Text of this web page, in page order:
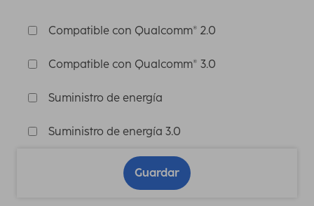
Compatible con Qualcomm® 2.0
Compatible con Qualcomm® 3.0
Suministro de energía
Suministro de energía 3.0
Guardar